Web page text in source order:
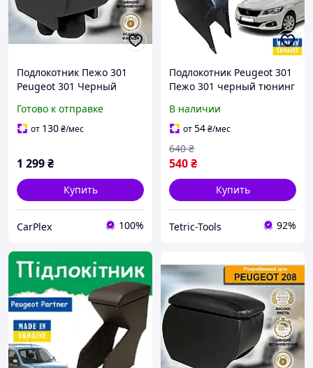
Подлокотник Пежо 301
Peugeot 301 Черный
Готово к отправке
от 130₴/мес
1 299₴
Купить
CarPlex 100%
Подлокотник Peugeot 301
Пежо 301 черный тюнинг
бардачок Tuning
Аксессуары
В наличии
от54₴/мес
540₴
640 ₴
Купить
Tetric-Tools 92%